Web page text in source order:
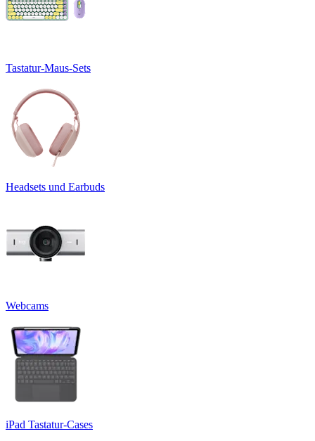
Tastatur-Maus-Sets
Headsets und Earbuds
Webcams
iPad Tastatur-Cases